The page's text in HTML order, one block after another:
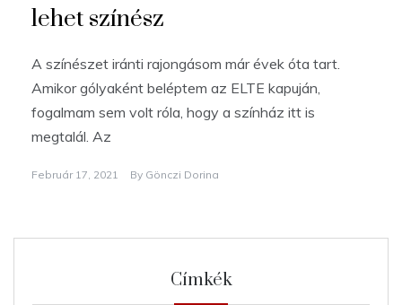
lehet színész
A színészet iránti rajongásom már évek óta tart.
Amikor gólyaként beléptem az ELTE kapuján,
fogalmam sem volt róla, hogy a színház itt is
megtalál. Az
Február 17, 2021 By Gönczi Dorina
Címkék